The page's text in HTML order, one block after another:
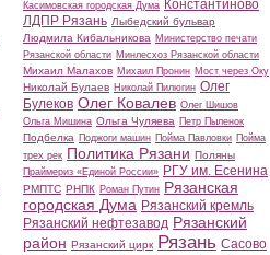
Касимовская городская Дума Константиново
ЛДПР Рязань Лыбедский бульвар
Людмила Кибальникова Министерство печати
Рязанской области Минлесхоз Рязанской области
Михаил Малахов Михаил Пронин Мост через Оку
Николай Булаев Николай Пилюгин Олег
Булеков Олег Ковалев Олег Шишов
Ольга Мишина Ольга Чуляева Петр Пыленок
Подбелка Поджоги машин Пойма Павловки Пойма
трех рек Политика Рязани Поляны
Праймериз «Единой России» РГУ им. Есенина
РМПТС РНПК Роман Путин Рязанская
городская Дума Рязанский кремль
Рязанский нефтезавод Рязанский
район Рязанский цирк Рязань Сасово